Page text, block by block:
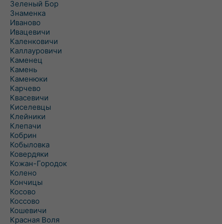
Зеленый Бор
Знаменка
Иваново
Ивацевичи
Каленковичи
Каллауровичи
Каменец
Камень
Каменюки
Карчево
Квасевичи
Киселевцы
Клейники
Клепачи
Кобрин
Кобыловка
Ковердяки
Кожан-Городок
Колено
Кончицы
Косово
Коссово
Кошевичи
Красная Воля